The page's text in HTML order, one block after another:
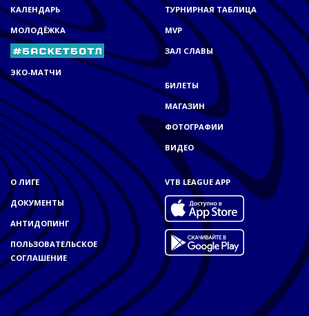
КАЛЕНДАРЬ
МОЛОДЁЖКА
ЭКО-МАТЧИ
ТУРНИРНАЯ ТАБЛИЦА
MVP
ЗАЛ СЛАВЫ
БИЛЕТЫ
МАГАЗИН
ФОТОГРАФИИ
ВИДЕО
О ЛИГЕ
ДОКУМЕНТЫ
АНТИДОПИНГ
ПОЛЬЗОВАТЕЛЬСКОЕ
СОГЛАШЕНИЕ
VTB LEAGUE APP